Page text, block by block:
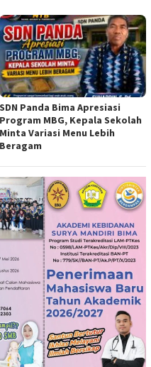
SDN Panda Bima Apresiasi
Program MBG, Kepala Sekolah
Minta Variasi Menu Lebih
Beragam